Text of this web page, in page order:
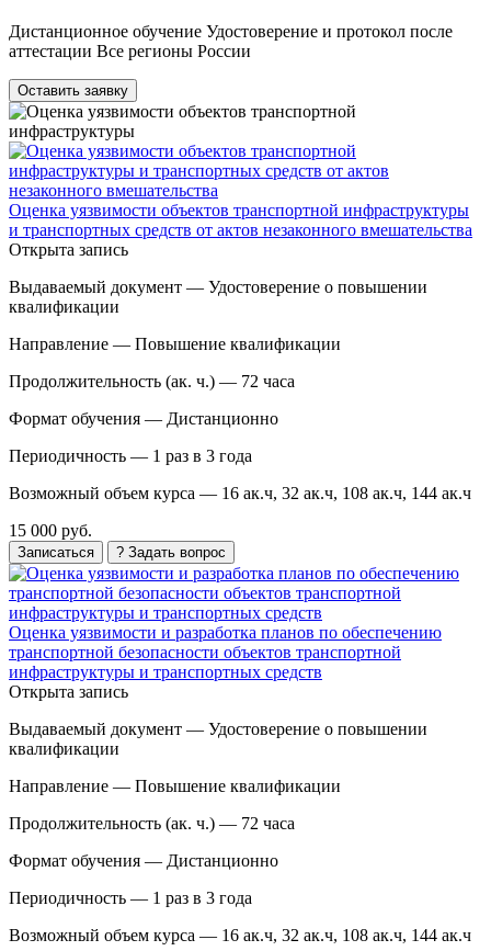
Дистанционное обучение Удостоверение и протокол после
аттестации Все регионы России
Оставить заявку
Оценка уязвимости объектов транспортной инфраструктуры
и транспортных средств от актов незаконного вмешательства
Открыта запись
Выдаваемый документ — Удостоверение о повышении
квалификации
Направление — Повышение квалификации
Продолжительность (ак. ч.) — 72 часа
Формат обучения — Дистанционно
Периодичность — 1 раз в 3 года
Возможный объем курса — 16 ак.ч, 32 ак.ч, 108 ак.ч, 144 ак.ч
15 000 руб.
Записаться ? Задать вопрос
Оценка уязвимости и разработка планов по обеспечению
транспортной безопасности объектов транспортной
инфраструктуры и транспортных средств
Открыта запись
Выдаваемый документ — Удостоверение о повышении
квалификации
Направление — Повышение квалификации
Продолжительность (ак. ч.) — 72 часа
Формат обучения — Дистанционно
Периодичность — 1 раз в 3 года
Возможный объем курса — 16 ак.ч, 32 ак.ч, 108 ак.ч, 144 ак.ч